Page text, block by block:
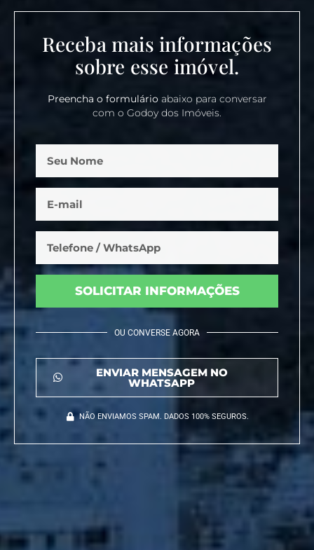
Receba mais informações
sobre esse imóvel.
Preencha o formulárioabaixo para conversar
com o Godoy dos Imóveis.
SOLICITAR INFORMAÇÕES
OU CONVERSE AGORA
ENVIAR MENSAGEM NO
WHATSAPP
NÃO ENVIAMOS SPAM. DADOS 100% SEGUROS.